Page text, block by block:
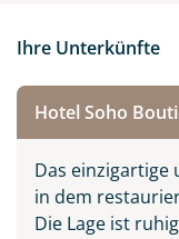
Ihre Unterkünfte
Hotel Soho
Das einzigartige
in dem
Die Lage ist